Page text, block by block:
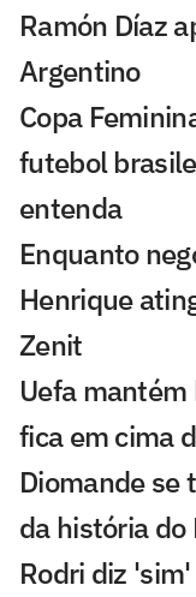
Ramón Díaz
Argentino
Copa
futebol
entenda
Enquanto
Henrique
Zenit
Uefa
fica em cima
Diomande se
da história do
Rodri diz